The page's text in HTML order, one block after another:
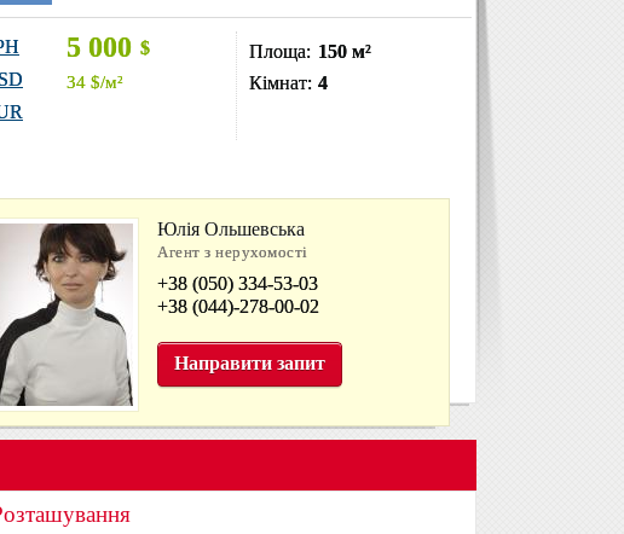
5 000 $
34 $/м²
Площа: 150 м²
Кімнат: 4
Юлія Ольшевська
Агент з нерухомості
+38 (050) 334-53-03
+38 (044)-278-00-02
Направити запит